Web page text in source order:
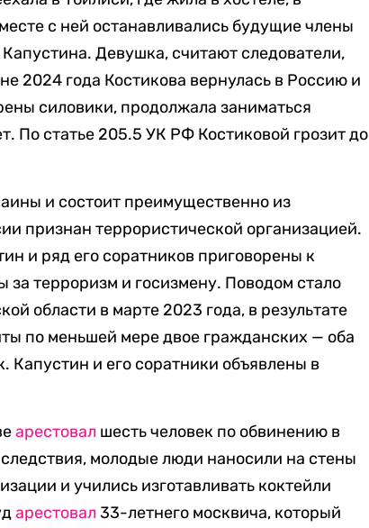
с ней останавливались будущие члены
Девушка, считают следователи,
2024 года Костикова вернулась в Россию и
силовики, продолжала заниматься
По статье 205.5 УК РФ Костиковой грозит до
и состоит преимущественно из
признан террористической организацией.
и ряд его соратников приговорены к
терроризм и госизмену. Поводом стало
области в марте 2023 года, в результате
по меньшей мере двое гражданских — оба
и его соратники объявлены в
арестовал шесть человек по обвинению в
молодые люди наносили на стены
и учились изготавливать коктейли
арестовал 33-летнего москвича, который